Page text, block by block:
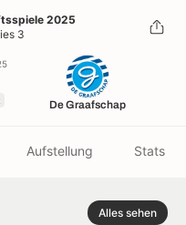
2025
3
De Graafschap
Aufstellung Stats
Alles sehen